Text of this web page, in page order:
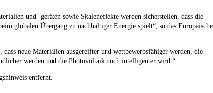
und -geräten sowie Skaleneffekte werden sicherstellen, dass die
globalen Übergang zu nachhaltiger Energie spielt“, so das Europäische
dass neue Materialien ausgereifter und wettbewerbsfähiger werden, die
werden und die Photovoltaik noch intelligenter wird.“
entfernt.